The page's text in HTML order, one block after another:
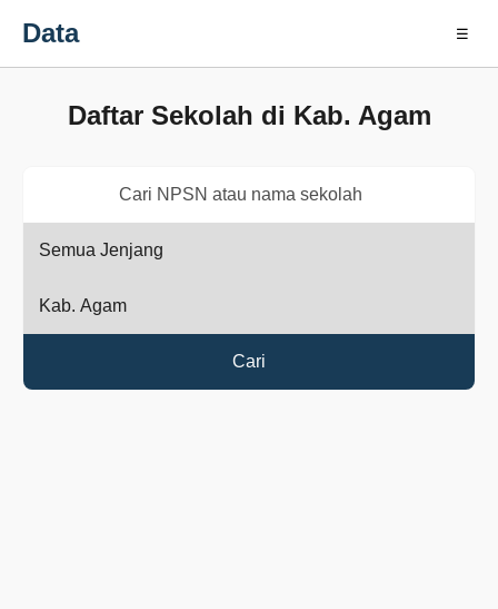
Data ☰
Daftar Sekolah di Kab. Agam
Cari